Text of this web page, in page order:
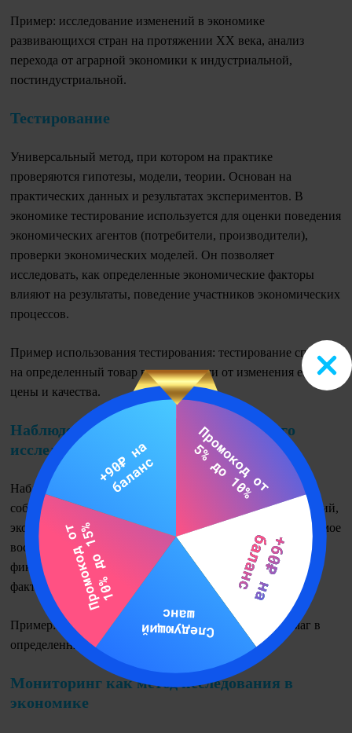
Пример: исследование изменений в экономике
развивающихся стран на протяжении XX века, анализ
перехода от аграрной экономики к индустриальной,
постиндустриальной.
Тестирование
Универсальный метод, при котором на практике
проверяются гипотезы, модели, теории. Основан на
практических данных и результатах экспериментов. В
экономике тестирование используется для оценки поведения
экономических агентов (потребители, производители),
проверки экономических моделей. Он позволяет
исследовать, как определенные экономические факторы
влияют на результаты, поведение участников экономических
процессов.
Пример использования тестирования: тестирование спроса
на определенный товар в зависимости от изменения его
цены и качества.
Наблюдение как метод экономического
исследования
Наблюдение — это универсальный метод, позволяющий
собирать важную информацию о деятельности организаций,
экономических процессов. Оно осуществляется через прямое
восприятие объектов исследования, что позволяет
фиксировать их текущее состояние и выявлять важные
факты.
Пример: анализ изменений цен на рынке ценных бумаг в
определенный период времени.
Мониторинг как метод исследования в
экономике